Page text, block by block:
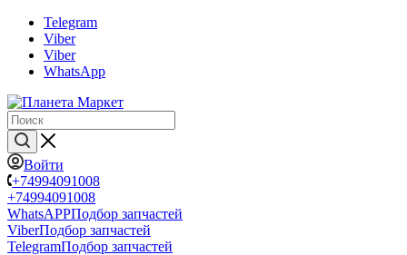
Telegram
Viber
Viber
WhatsApp
Войти
+74994091008
+74994091008
WhatsAPPПодбор запчастей
ViberПодбор запчастей
TelegramПодбор запчастей